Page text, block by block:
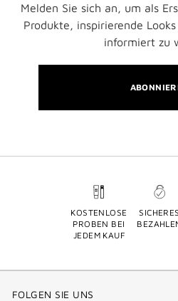
Melden Sie sich an, um als
Produkte, inspirierende
informiert zu
KOSTENLOSE
PROBEN BEI
JEDEM KAUF
SICHERES
FOLGEN SIE UNS